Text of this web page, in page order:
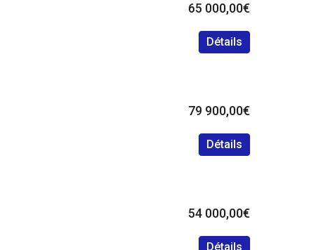
65 000,00€
Détails
79 900,00€
Détails
54 000,00€
Détails